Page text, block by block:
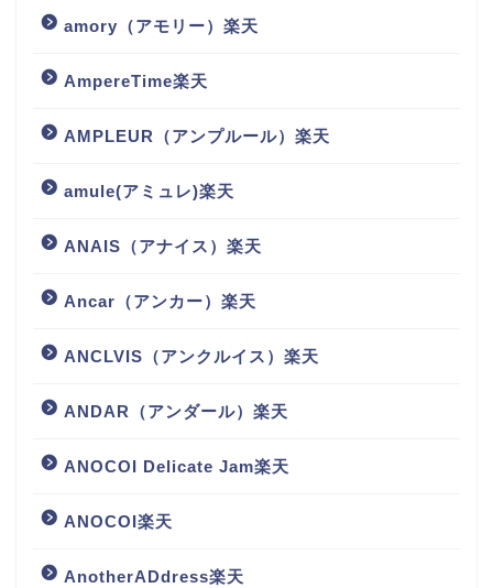
amory（アモリー）楽天
AmpereTime楽天
AMPLEUR（アンプルール）楽天
amule(アミュレ)楽天
ANAIS（アナイス）楽天
Ancar（アンカー）楽天
ANCLVIS（アンクルイス）楽天
ANDAR（アンダール）楽天
ANOCOI Delicate Jam楽天
ANOCOI楽天
AnotherADdress楽天